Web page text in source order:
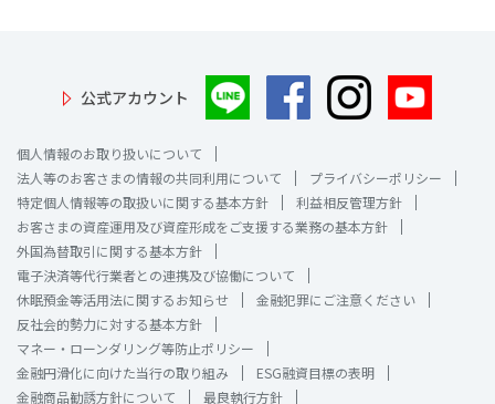
住宅購入資金
人生で一番高い買い物と言われています。
必要なお金について理解しておきましょ
う。
2
早い時期から年金の準備をしましょう
税制優遇を利用した 私的年金
iDeCo(個人型確定拠出年金)
払込・受取期間を自由に決めたい方は
個人年金保険
公式アカウント
個人情報のお取り扱いについて
法人等のお客さまの情報の共同利用について
プライバシーポリシー
特定個人情報等の取扱いに関する基本方針
利益相反管理方針
お客さまの資産運用及び資産形成をご支援する業務の基本方針
外国為替取引に関する基本方針
電子決済等代行業者との連携及び協働について
休眠預金等活用法に関するお知らせ
金融犯罪にご注意ください
反社会的勢力に対する基本方針
マネー・ローンダリング等防止ポリシー
金融円滑化に向けた当行の取り組み
ESG融資目標の表明
金融商品勧誘方針について
最良執行方針